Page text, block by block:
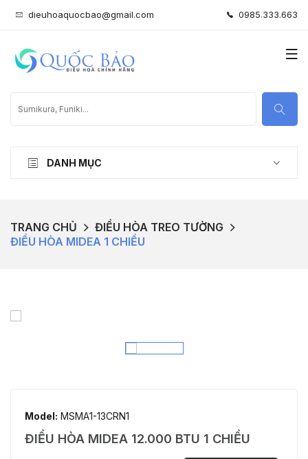
dieuhoaquocbao@gmail.com 0985.333.663
DANH MỤC
TRANG CHỦ
ĐIỀU HÒA TREO TƯỜNG
ĐIỀU HÒA MIDEA 1 CHIỀU
Model: MSMA1-13CRN1
ĐIỀU HÒA MIDEA 12.000 BTU 1 CHIỀU